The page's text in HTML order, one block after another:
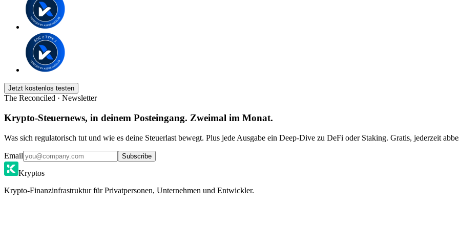
Jetzt kostenlos testen
The Reconciled · Newsletter
Krypto-Steuernews, in deinem Posteingang. Zweimal im Monat.
Was sich regulatorisch tut und wie es deine Steuerlast bewegt. Plus jede Ausgabe ein Deep-Dive zu DeFi oder Staking. Gratis, jederzeit
Email Subscribe
Kryptos
Krypto-Finanzinfrastruktur für Privatpersonen, Unternehmen und Entwickler.